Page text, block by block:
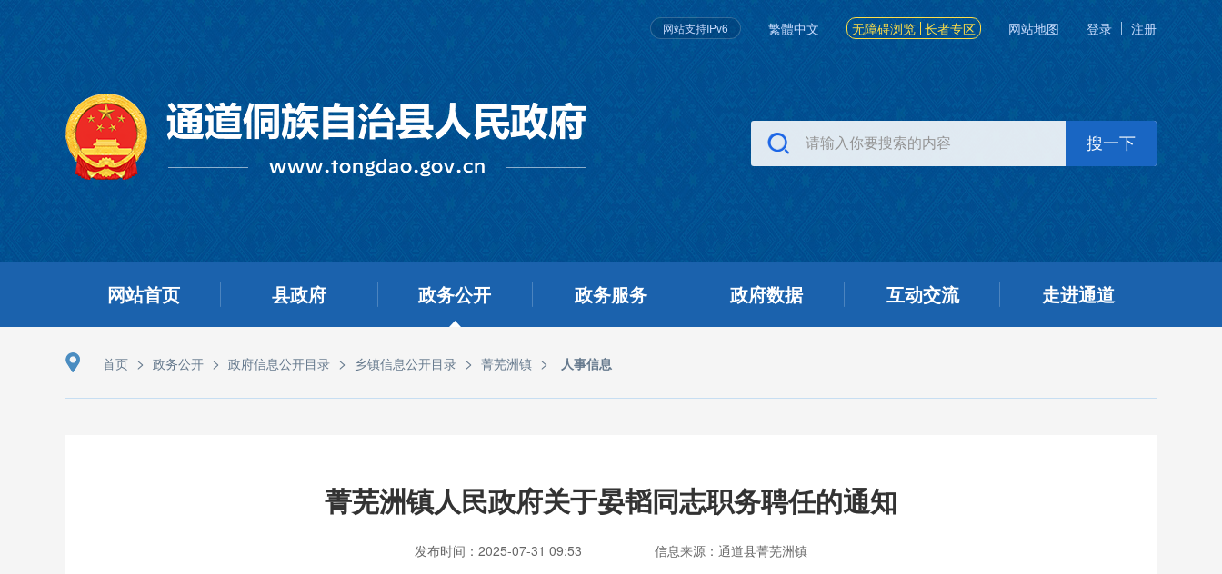
网站支持IPv6 繁體中文 无障碍浏览 长者专区 网站地图 登录 注册
网站首页 县政府 政务公开 政务服务 政府数据 互动交流 走进通道
首页 > 政务公开 > 政府信息公开目录 > 乡镇信息公开目录 > 菁芜洲镇 > 人事信息
菁芜洲镇人民政府关于晏韬同志职务聘任的通知
发布时间：2025-07-31 09:53 信息来源：通道县菁芜洲镇